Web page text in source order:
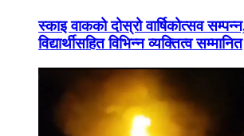
स्काइ वाकको दोस्रो वार्षिकोत्सव
विद्यार्थीसहित विभिन्न व्यक्तित्व सम्मानित